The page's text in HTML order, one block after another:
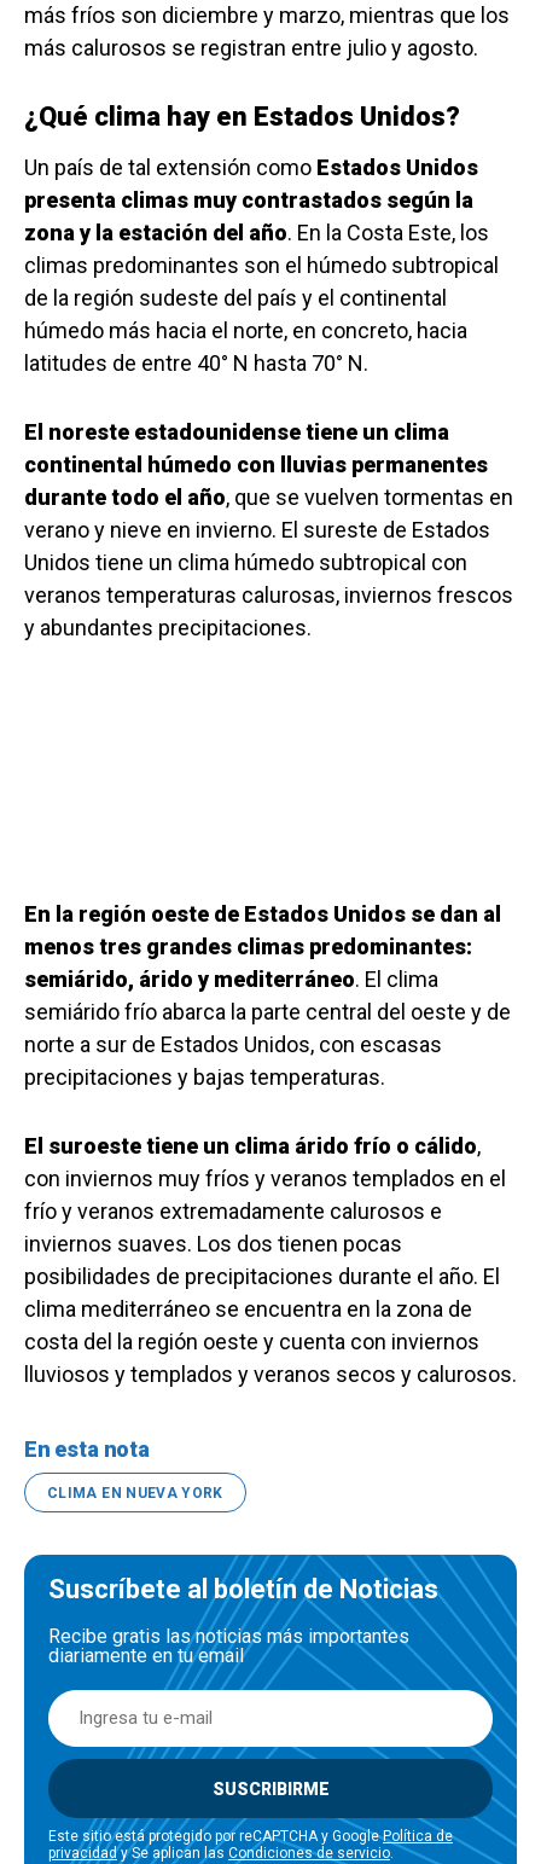
más fríos son diciembre y marzo, mientras que los
más calurosos se registran entre julio y agosto.
¿Qué clima hay en Estados Unidos?
Un país de tal extensión como Estados Unidos
presenta climas muy contrastados según la
zona y la estación del año. En la Costa Este, los
climas predominantes son el húmedo subtropical
de la región sudeste del país y el continental
húmedo más hacia el norte, en concreto, hacia
latitudes de entre 40° N hasta 70° N.
El noreste estadounidense tiene un clima
continental húmedo con lluvias permanentes
durante todo el año, que se vuelven tormentas en
verano y nieve en invierno. El sureste de Estados
Unidos tiene un clima húmedo subtropical con
veranos temperaturas calurosas, inviernos frescos
y abundantes precipitaciones.
En la región oeste de Estados Unidos se dan al
menos tres grandes climas predominantes:
semiárido, árido y mediterráneo. El clima
semiárido frío abarca la parte central del oeste y de
norte a sur de Estados Unidos, con escasas
precipitaciones y bajas temperaturas.
El suroeste tiene un clima árido frío o cálido,
con inviernos muy fríos y veranos templados en el
frío y veranos extremadamente calurosos e
inviernos suaves. Los dos tienen pocas
posibilidades de precipitaciones durante el año. El
clima mediterráneo se encuentra en la zona de
costa del la región oeste y cuenta con inviernos
lluviosos y templados y veranos secos y calurosos.
En esta nota
CLIMA EN NUEVA YORK
Suscríbete al boletín de Noticias
Recibe gratis las noticias más importantes
diariamente en tu email
SUSCRIBIRME
Este sitio está protegido por reCAPTCHA y GooglePolítica de
privacidady Se aplican las Condiciones de servicio.